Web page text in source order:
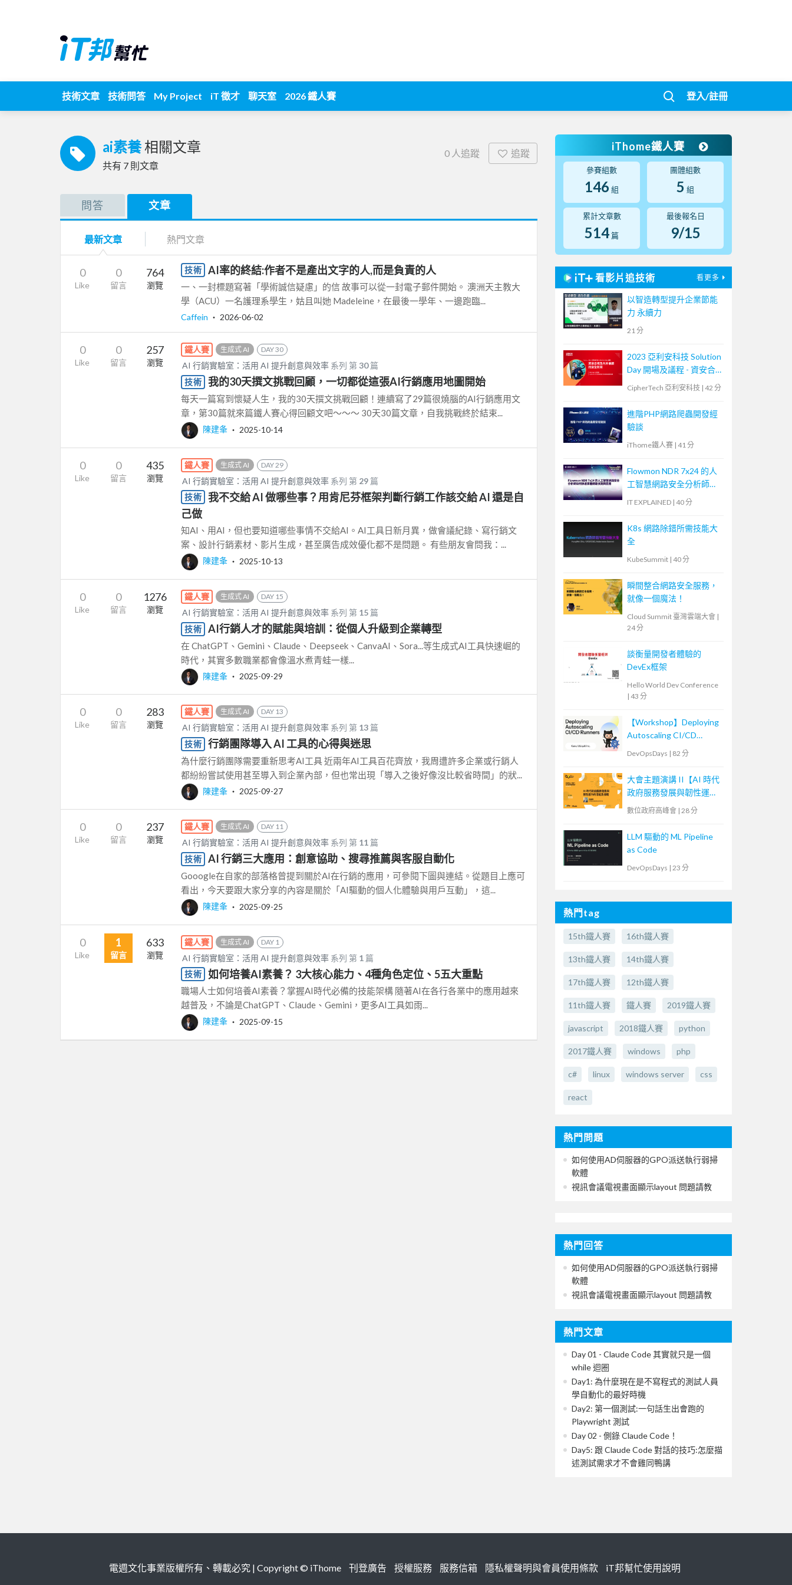
技術文章 技術問答 My Project iT 徵才 聊天室 2026 鐵人賽 登入/註冊
ai素養 相關文章
共有 7 則文章
0 人追蹤 追蹤
問答 文章
最新文章 熱門文章
0
Like
0
留言
764
瀏覽
技術 AI率的終結:作者不是產出文字的人,而是負責的人
一、一封標題寫著「學術誠信疑慮」的信 故事可以從一封電子郵件開始。 澳洲天主教大
學（ACU）一名護理系學生，姑且叫她 Madeleine，在最後一學年、一邊跑臨...
Caffein ‧ 2026-06-02
0
Like
0
留言
257
瀏覽
鐵人賽 生成式 AI DAY 30
AI 行銷實驗室：活用 AI 提升創意與效率 系列 第30篇
技術
我的30天撰文挑戰回顧，一切都從這張AI行銷應用地圖開始
每天一篇寫到懷疑人生，我的30天撰文挑戰回顧！連續寫了29篇很燒腦的AI行銷應用文
章，第30篇就來篇鐵人賽心得回顧文吧～～～ 30天30篇文章，自我挑戰終於結束...
陳建夆 ‧ 2025-10-14
0
Like
0
留言
435
瀏覽
鐵人賽 生成式 AI DAY 29
AI 行銷實驗室：活用 AI 提升創意與效率 系列 第 29 篇
技術
我不交給 AI 做哪些事？用肯尼芬框架判斷行銷工作該交給 AI 還是自
己做
知AI、用AI，但也要知道哪些事情不交給AI。AI工具日新月異，做會議紀錄、寫行銷文
案、設計行銷素材、影片生成，甚至廣告成效優化都不是問題。 有些朋友會問我：...
陳建夆 ‧ 2025-10-13
0
Like
0
留言
1276
瀏覽
鐵人賽 生成式 AI DAY 15
AI 行銷實驗室：活用 AI 提升創意與效率 系列 第 15 篇
技術
AI行銷人才的賦能與培訓：從個人升級到企業轉型
在 ChatGPT、Gemini、Claude、Deepseek、CanvaAI、Sora...等生成式AI工具快速崛的
時代，其實多數職業都會像溫水煮青蛙一樣...
陳建夆 ‧ 2025-09-29
0
Like
0
留言
283
瀏覽
鐵人賽 生成式 AI DAY 13
AI 行銷實驗室：活用 AI 提升創意與效率 系列 第 13 篇
技術
行銷團隊導入 AI 工具的心得與迷思
為什麼行銷團隊需要重新思考AI工具 近兩年AI工具百花齊放，我周遭許多企業或行銷人
都紛紛嘗試使用甚至導入到企業內部，但也常出現「導入之後好像沒比較省時間」的狀...
陳建夆 ‧ 2025-09-27
0
Like
0
留言
237
瀏覽
鐵人賽 生成式 AI DAY 11
AI 行銷實驗室：活用 AI 提升創意與效率 系列 第 11 篇
技術
AI 行銷三大應用：創意協助、搜尋推薦與客服自動化
Gooogle在自家的部落格曾提到關於AI在行銷的應用，可參閱下圖與連結。從題目上應可
看出，今天要跟大家分享的內容是關於「AI驅動的個人化體驗與用戶互動」，這...
陳建夆 ‧ 2025-09-25
0
Like
1
留言
633
瀏覽
鐵人賽 生成式 AI DAY 1
AI 行銷實驗室：活用 AI 提升創意與效率 系列 第 1 篇
技術
如何培養AI素養？ 3大核心能力、4種角色定位、5五大重點
職場人士如何培養AI素養？掌握AI時代必備的技能架構 隨著AI在各行各業中的應用越來
越普及，不論是ChatGPT、Claude、Gemini，更多AI工具如雨...
陳建夆 ‧ 2025-09-15
iThome鐵人賽
參賽組數
146 組
團體組數
5 組
累計文章數
514 篇
最後報名日
9/15
看影片追技術 看更多
以智造轉型提升企業節能
力 永續力
21 分
2023 亞利安科技 Solution
Day 開場及議程 - 資安合
規及內外兼顧的安全防禦
CipherTech 亞利安科技 | 42 分
進階PHP網路爬蟲開發經
驗談
iThome鐵人賽 | 41 分
Flowmon NDR 7x24 的人
工智慧網路安全分析師如
何快速掌握網路偵測與回
IT EXPLAINED | 40 分
K8s 網路除錯所需技能大
全
KubeSummit | 40 分
瞬間整合網路安全服務，
就像一個魔法！
Cloud Summit 臺灣雲端大會 |
24 分
談衡量開發者體驗的
DevEx框架
Hello World Dev Conference
| 43 分
【Workshop】Deploying
Autoscaling CI/CD
DevOpsDays | 82 分
大會主題演講 II【AI 時代
政府服務發展與韌性運作
的潛能及挑戰】
數位政府高峰會 | 28 分
LLM 驅動的 ML Pipeline
as Code
DevOpsDays | 23 分
熱門tag
15th鐵人賽 16th鐵人賽
13th鐵人賽 14th鐵人賽
17th鐵人賽 12th鐵人賽
11th鐵人賽 鐵人賽 2019鐵人賽
javascript 2018鐵人賽 python
2017鐵人賽 windows php
c# linux windows server css
react
熱門問題
如何使用AD伺服器的GPO派送執行弱掃
軟體
視訊會議電視畫面顯示layout 問題請教
熱門回答
如何使用AD伺服器的GPO派送執行弱掃
軟體
視訊會議電視畫面顯示layout 問題請教
熱門文章
Day 01 - Claude Code 其實就只是一個
while 迴圈
Day1: 為什麼現在是不寫程式的測試人員
學自動化的最好時機
Day2: 第一個測試:一句話生出會跑的
Playwright 測試
Day 02 - 側錄 Claude Code！
Day5: 跟 Claude Code 對話的技巧:怎麼描
述測試需求才不會雞同鴨講
電週文化事業版權所有、轉載必究 | Copyright © iThome 刊登廣告 授權服務 服務信箱 隱私權聲明與會員使用條款 iT邦幫忙使用說明